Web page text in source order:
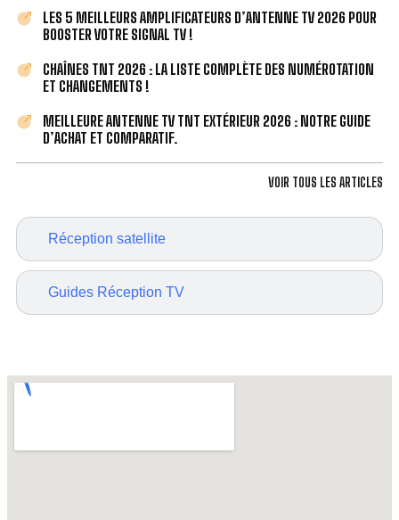
Réception satellite
Guides Réception TV
LES 5 MEILLEURS AMPLIFICATEURS D’ANTENNE TV 2026 POUR
BOOSTER VOTRE SIGNAL TV !
CHAÎNES TNT 2026 : LA LISTE COMPLÈTE DES NUMÉROTATION
ET CHANGEMENTS !
MEILLEURE ANTENNE TV TNT EXTÉRIEUR 2026 : NOTRE GUIDE
D’ACHAT ET COMPARATIF.
VOIR TOUS LES ARTICLES